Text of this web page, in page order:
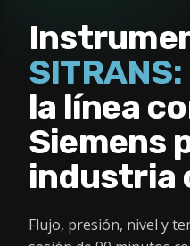
SITRANS:
la línea
Siemens
industria
Flujo, presión, nivel y